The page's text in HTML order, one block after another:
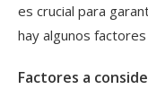
es crucial para
hay algunos
Factores a